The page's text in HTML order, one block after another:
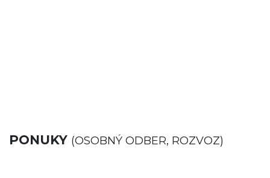
PONUKY (OSOBNÝ ODBER, ROZVOZ)